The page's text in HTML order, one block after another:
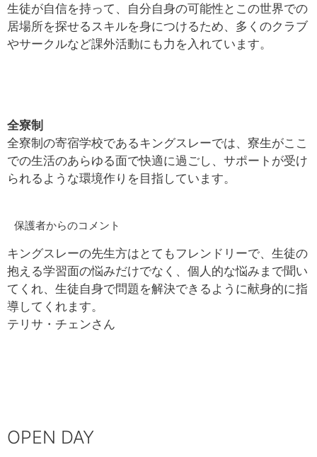
生徒が自信を持って、自分自身の可能性とこの世界での
居場所を探せるスキルを身につけるため、多くのクラブ
やサークルなど課外活動にも力を入れています。
全寮制
全寮制の寄宿学校であるキングスレーでは、寮生がここ
での生活のあらゆる面で快適に過ごし、サポートが受け
られるような環境作りを目指しています。
保護者からのコメント
キングスレーの先生方はとてもフレンドリーで、生徒の
抱える学習面の悩みだけでなく、個人的な悩みまで聞い
てくれ、生徒自身で問題を解決できるように献身的に指
導してくれます。
テリサ・チェンさん
OPEN DAY